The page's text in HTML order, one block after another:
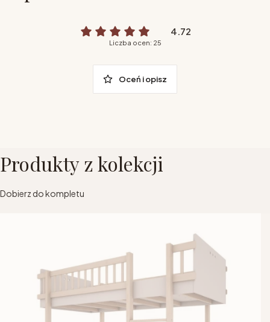
4.72
Liczba ocen: 25
Oceń i opisz
Produkty z kolekcji
Dobierz do kompletu